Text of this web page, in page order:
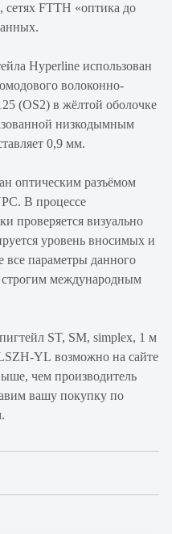
FTTH «оптика до
Hyperline использован
волоконно-
(OS2) в жёлтой оболочке
низкодымным
0,9 мм.
оптическим разъёмом
В процессе
проверяется визуально
уровень вносимых и
все параметры данного
строгим международным
ST, SM, simplex, 1 м
YL возможно на сайте
чем производитель
вашу покупку по